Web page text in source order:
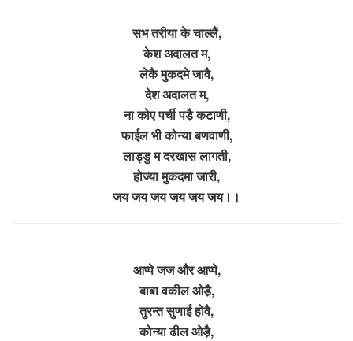
सभ तरीया के चाल्लैं,
केश अदालत म,
लेकै मुकदमे जावै,
देश अदालत म,
ना कोए पर्ची पडै़ कटाणी,
फाईल भी कोन्या बणवाणी,
लाड्डु म दरखास लागती,
होज्या मुकदमा जारी,
जय जय जय जय जय जय।।
आप्पे जज और आप्पे,
बाबा वकील ओडै़,
तुरन्त सुणाई होवै,
कोन्या ढील ओडै़,